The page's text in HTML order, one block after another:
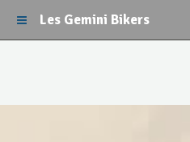
Les Gemini Bikers